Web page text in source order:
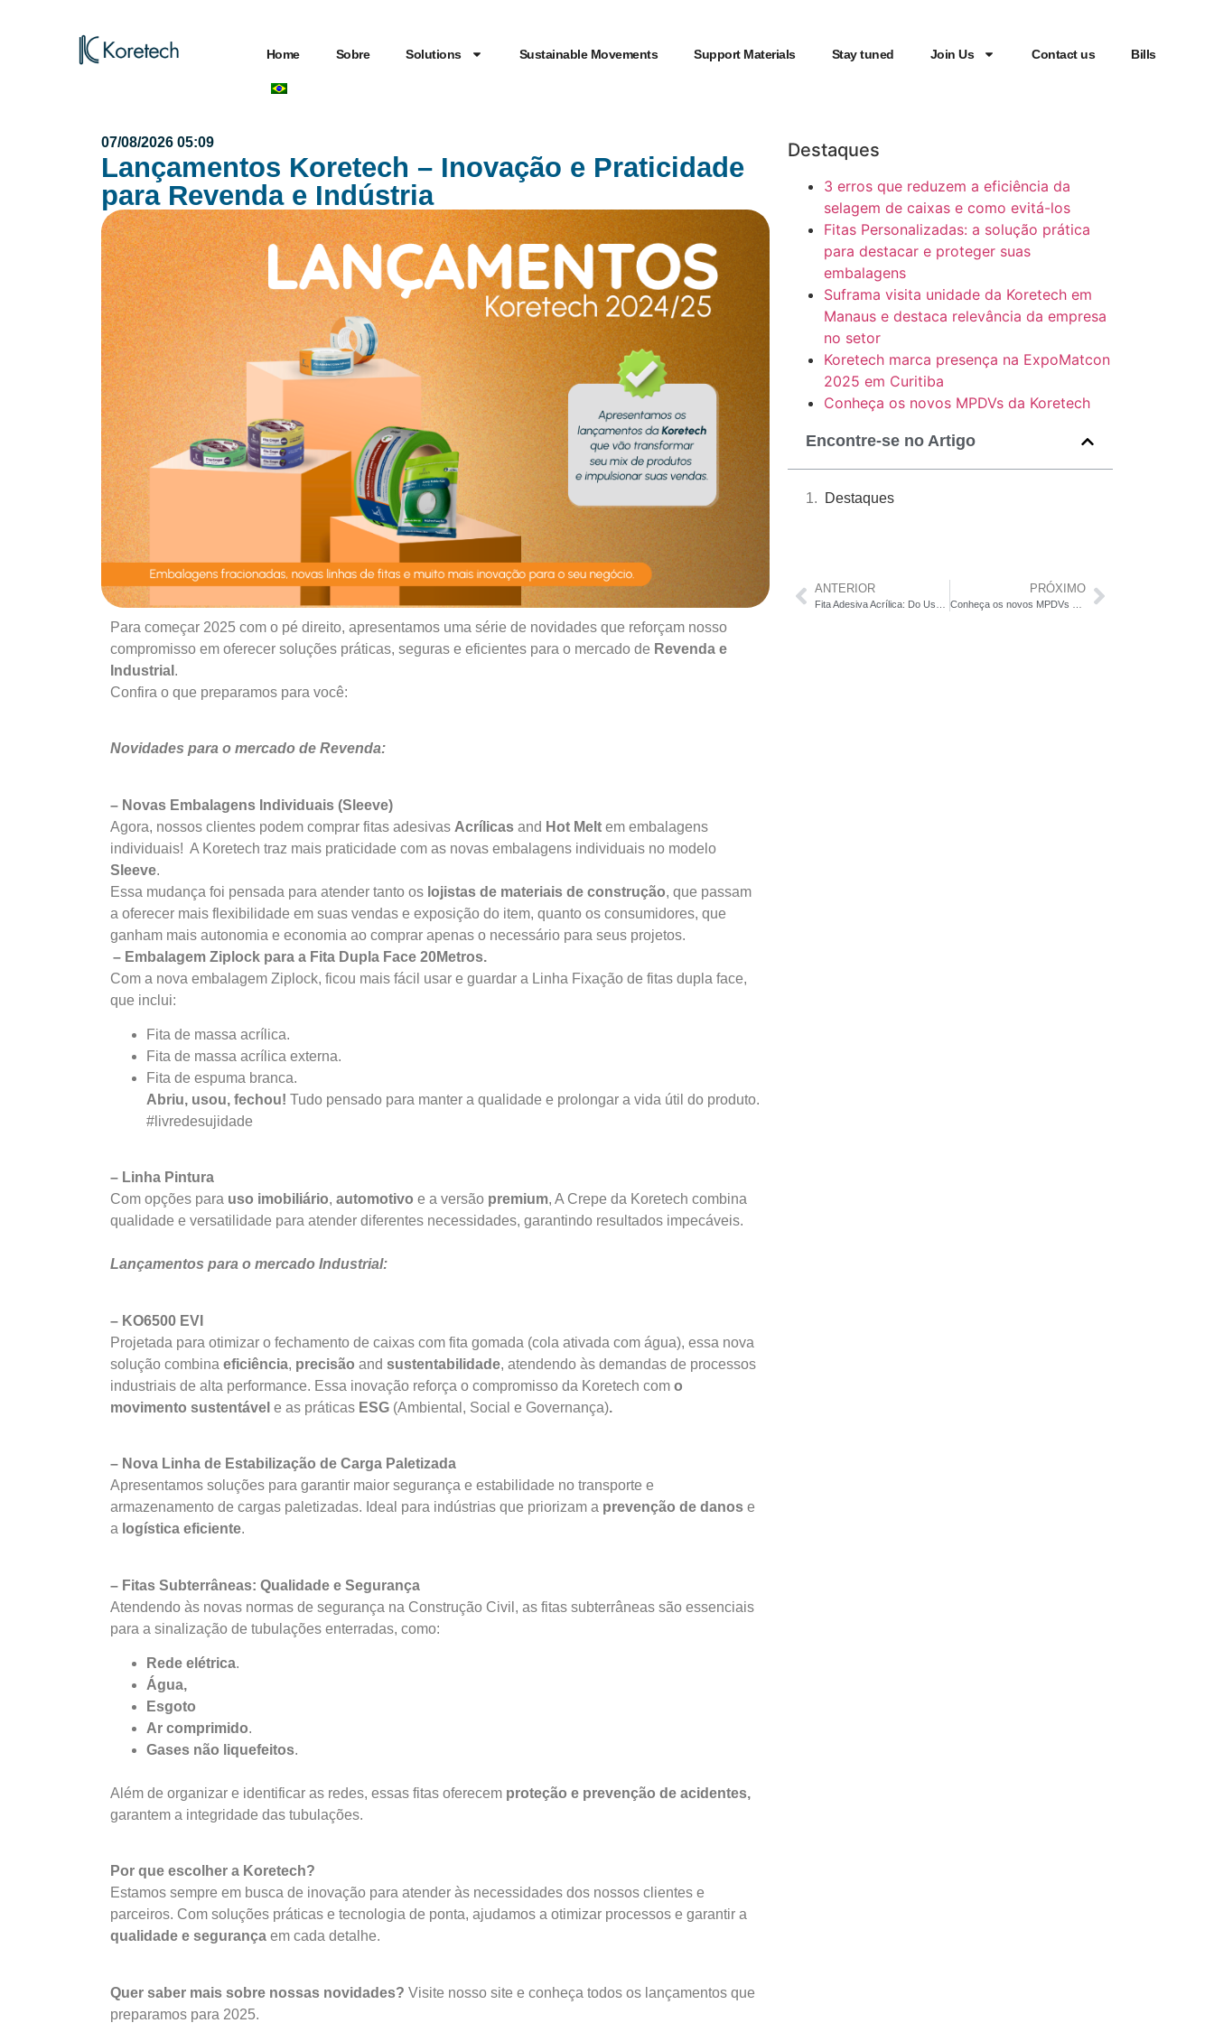
Home Sobre Solutions Sustainable Movements Support Materials Stay tuned Join Us Contact us Bills
07/08/2026 05:09
Lançamentos Koretech – Inovação e Praticidade
para Revenda e Indústria
Para começar 2025 com o pé direito, apresentamos uma série de novidades que reforçam nosso
compromisso em oferecer soluções práticas, seguras e eficientes para o mercado de Revenda e
Industrial .
Confira o que preparamos para você:
Novidades para o mercado de Revenda:
– Novas Embalagens Individuais (Sleeve)
Agora, nossos clientes podem comprar fitas adesivas Acrílicas and Hot Melt em embalagens
individuais! A Koretech traz mais praticidade com as novas embalagens individuais no modelo
Sleeve.
Essa mudança foi pensada para atender tanto os lojistas de materiais de construção, que passam
a oferecer mais flexibilidade em suas vendas e exposição do item, quanto os consumidores, que
ganham mais autonomia e economia ao comprar apenas o necessário para seus projetos.
– Embalagem Ziplock para a Fita Dupla Face 20Metros.
Com a nova embalagem Ziplock, ficou mais fácil usar e guardar a Linha Fixação de fitas dupla face,
que inclui:
Fita de massa acrílica.
Fita de massa acrílica externa.
Fita de espuma branca.
Abriu, usou, fechou! Tudo pensado para manter a qualidade e prolongar a vida útil do produto.
#livredesujidade
– Linha Pintura
Com opções para uso imobiliário, automotivo e a versão premium, A Crepe da Koretech combina
qualidade e versatilidade para atender diferentes necessidades, garantindo resultados impecáveis.
Lançamentos para o mercado Industrial:
– KO6500 EVI
Projetada para otimizar o fechamento de caixas com fita gomada (cola ativada com água), essa nova
solução combina eficiência, precisão and sustentabilidade, atendendo às demandas de processos
industriais de alta performance. Essa inovação reforça o compromisso da Koretech com o
movimento sustentável e as práticas ESG (Ambiental, Social e Governança).
– Nova Linha de Estabilização de Carga Paletizada
Apresentamos soluções para garantir maior segurança e estabilidade no transporte e
armazenamento de cargas paletizadas. Ideal para indústrias que priorizam a prevenção de danos e
a logística eficiente.
– Fitas Subterrâneas: Qualidade e Segurança
Atendendo às novas normas de segurança na Construção Civil, as fitas subterrâneas são essenciais
para a sinalização de tubulações enterradas, como:
Rede elétrica.
Água,
Esgoto
Ar comprimido.
Gases não liquefeitos.
Além de organizar e identificar as redes, essas fitas oferecem proteção e prevenção de acidentes,
garantem a integridade das tubulações.
Por que escolher a Koretech?
Estamos sempre em busca de inovação para atender às necessidades dos nossos clientes e
parceiros. Com soluções práticas e tecnologia de ponta, ajudamos a otimizar processos e garantir a
qualidade e segurança em cada detalhe.
Quer saber mais sobre nossas novidades? Visite nosso site e conheça todos os lançamentos que
preparamos para 2025.
Destaques
3 erros que reduzem a eficiência da
selagem de caixas e como evitá-los
Fitas Personalizadas: a solução prática
para destacar e proteger suas
embalagens
Suframa visita unidade da Koretech em
Manaus e destaca relevância da empresa
no setor
Koretech marca presença na ExpoMatcon
2025 em Curitiba
Conheça os novos MPDVs da Koretech
Encontre-se no Artigo
Destaques
ANTERIOR PRÓXIMO